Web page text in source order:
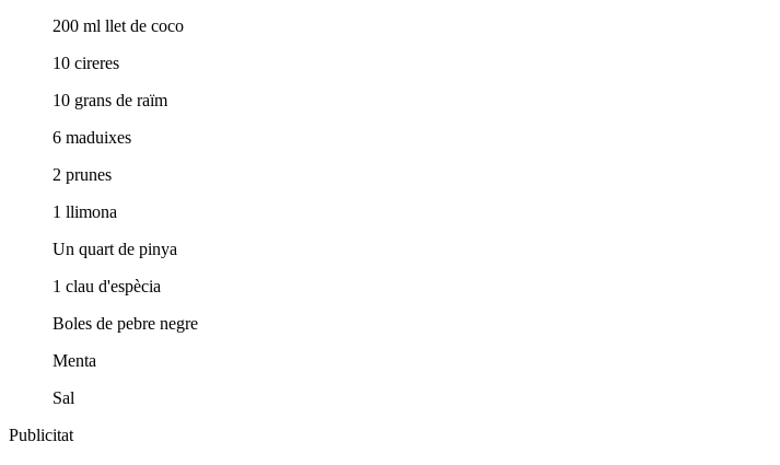
200 ml llet de coco
10 cireres
10 grans de raïm
6 maduixes
2 prunes
1 llimona
Un quart de pinya
1 clau d'espècia
Boles de pebre negre
Menta
Sal
Publicitat